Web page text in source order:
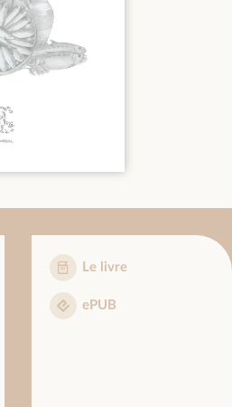
Le livre
ePUB